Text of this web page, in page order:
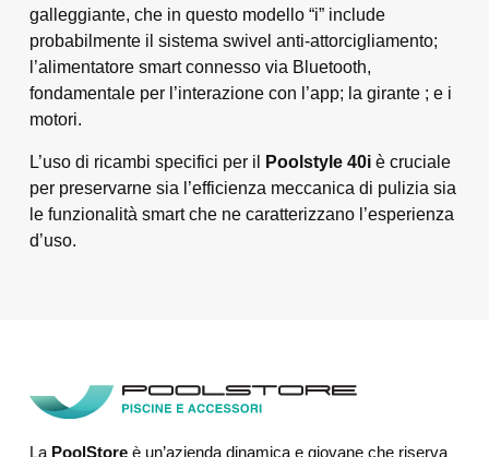
galleggiante, che in questo modello “i” include
probabilmente il sistema swivel anti-attorcigliamento;
l’alimentatore smart connesso via Bluetooth,
fondamentale per l’interazione con l’app; la girante ; e i
motori.
L’uso di ricambi specifici per il Poolstyle 40iè cruciale
per preservarne sia l’efficienza meccanica di pulizia sia
le funzionalità smart che ne caratterizzano l’esperienza
d’uso.
La PoolStoreè un’azienda dinamica e giovane che riserva